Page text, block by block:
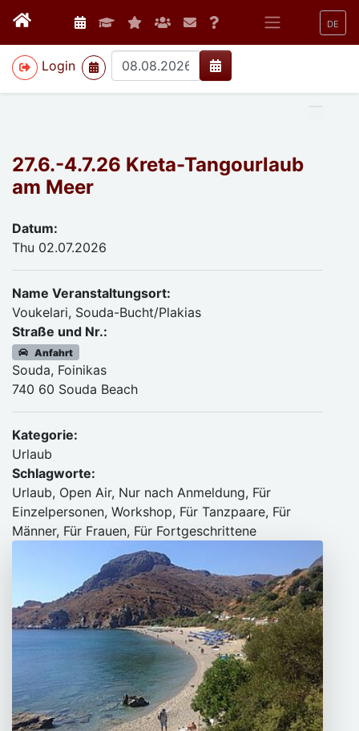
DE
Login
>
27.6.-4.7.26 Kreta-Tangourlaub
am Meer
Datum:
Thu 02.07.2026
Name Veranstaltungsort:
Voukelari, Souda-Bucht/Plakias
Straße und Nr.:
Anfahrt
Souda, Foinikas
740 60 Souda Beach
Kategorie:
Urlaub
Schlagworte:
Urlaub, Open Air, Nur nach Anmeldung, Für
Einzelpersonen, Workshop, Für Tanzpaare, Für
Männer, Für Frauen, Für Fortgeschrittene